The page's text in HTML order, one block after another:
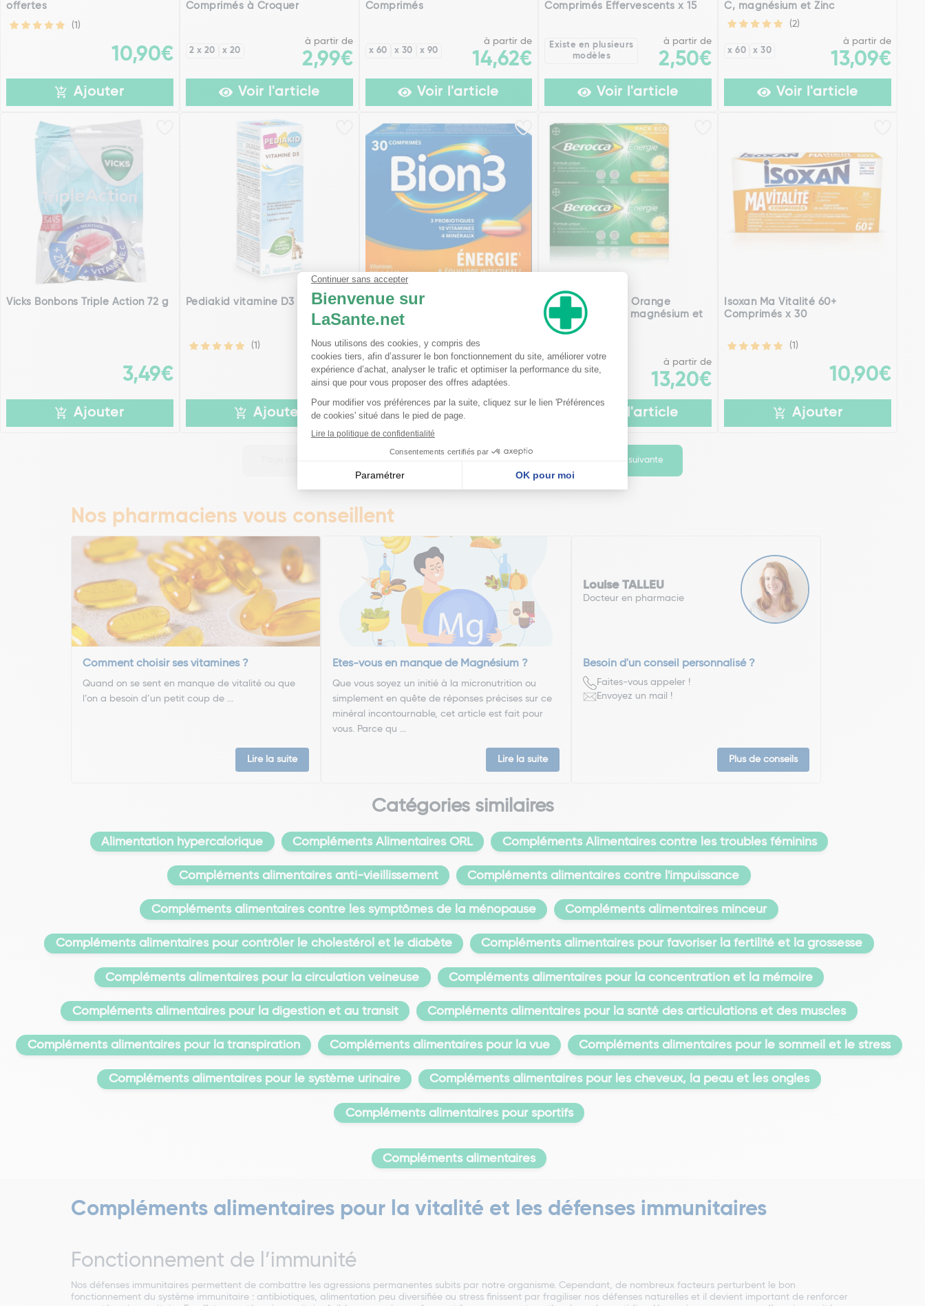
offertes
(1)
10,90€
Ajouter
Comprimés à Croquer
2 x 20 x 20
à partir de
2,99€
Voir l'article
Comprimés
x 60 x 30 x 90
à partir de
14,62€
Voir l'article
Comprimés Effervescents x 15
Existe en plusieurs
modèles
à partir de
2,50€
Voir l'article
C, magnésium et Zinc
(2)
x 60 x 30
à partir de
13,09€
Voir l'article
Vicks Bonbons Triple Action 72 g
3,49€
Ajouter
Pediakid vitamine D3 20 ml
(1)
9,99€
Ajouter
Bion3 Energie Comprimés
(1)
x 60 x 30 x 90
à partir de
12,20€
Voir l'article
Berocca Energie Orange
Vitamine B et C, magnésium et
Zinc Co...
x 60 x 30
à partir de
13,20€
Voir l'article
Isoxan Ma Vitalité 60+
Comprimés x 30
(1)
10,90€
Ajouter
Page suivante
Nos pharmaciens vous conseillent
Comment choisir ses vitamines ?
Quand on se sent en manque de vitalité ou que
l’on a besoin d’un petit coup de ...
Lire la suite
Etes-vous en manque de Magnésium ?
Que vous soyez un initié à la micronutrition ou
simplement en quête de réponses précises sur ce
minéral incontournable, cet article est fait pour
vous. Parce qu ...
Lire la suite
Louise TALLEU
Docteur en pharmacie
Besoin d'un conseil personnalisé ?
Faites-vous appeler !
Envoyez un mail !
Plus de conseils
Catégories similaires
Alimentation hypercalorique Compléments Alimentaires ORL Compléments Alimentaires contre les troubles féminins
Compléments alimentaires anti-vieillissement Compléments alimentaires contre l'impuissance
Compléments alimentaires contre les symptômes de la ménopause Compléments alimentaires minceur
Compléments alimentaires pour contrôler le cholestérol et le diabète Compléments alimentaires pour favoriser la fertilité et la grossesse
Compléments alimentaires pour la circulation veineuse Compléments alimentaires pour la concentration et la mémoire
Compléments alimentaires pour la digestion et au transit Compléments alimentaires pour la santé des articulations et des muscles
Compléments alimentaires pour la transpiration Compléments alimentaires pour la vue Compléments alimentaires pour le sommeil et le stress
Compléments alimentaires pour le système urinaire Compléments alimentaires pour les cheveux, la peau et les ongles
Compléments alimentaires pour sportifs
Compléments alimentaires
Compléments alimentaires pour la vitalité et les défenses immunitaires
Fonctionnement de l’immunité
Nos défenses immunitaires permettent de combattre les agressions permanentes subits par notre organisme. Cependant, de nombreux facteurs perturbent le bon
fonctionnement du système immunitaire : antibiotiques, alimentation peu diversifiée ou stress finissent par fragiliser nos défenses naturelles et il devient important de renforcer